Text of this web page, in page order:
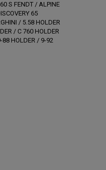
S FENDT / ALPINE
65
/ 5.58 HOLDER
/ C 760 HOLDER
88 HOLDER / 9-92